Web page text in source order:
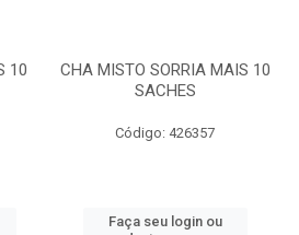
10
CHA MISTO SORRIA MAIS 10
SACHES
Código: 426357
Faça seu login ou